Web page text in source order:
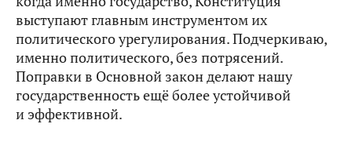
выступают главным инструментом их
политического урегулирования. Подчеркиваю,
именно политического, без потрясений.
Поправки в Основной закон делают нашу
государственность ещё более устойчивой
и эффективной.